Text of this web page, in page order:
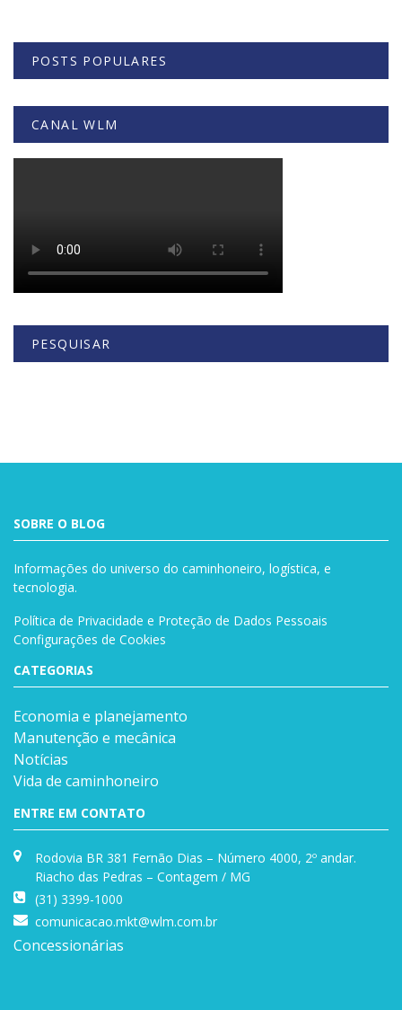
POSTS POPULARES
CANAL WLM
PESQUISAR
SOBRE O BLOG
Informações do universo do caminhoneiro, logística, e
tecnologia.
Política de Privacidade e Proteção de Dados Pessoais
Configurações de Cookies
CATEGORIAS
Economia e planejamento
Manutenção e mecânica
Notícias
Vida de caminhoneiro
ENTRE EM CONTATO
Rodovia BR 381 Fernão Dias – Número 4000, 2º andar.
Riacho das Pedras – Contagem / MG
(31) 3399-1000
comunicacao.mkt@wlm.com.br
Concessionárias